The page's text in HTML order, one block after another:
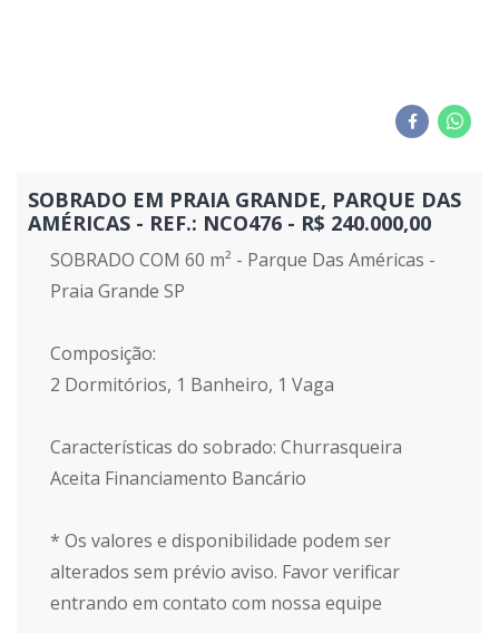
SOBRADO EM PRAIA GRANDE, PARQUE DAS
AMÉRICAS - REF.: NCO476 - R$ 240.000,00
SOBRADO COM 60 m² - Parque Das Américas -
Praia Grande SP
Composição:
2 Dormitórios, 1 Banheiro, 1 Vaga
Características do sobrado: Churrasqueira
Aceita Financiamento Bancário
* Os valores e disponibilidade podem ser
alterados sem prévio aviso. Favor verificar
entrando em contato com nossa equipe